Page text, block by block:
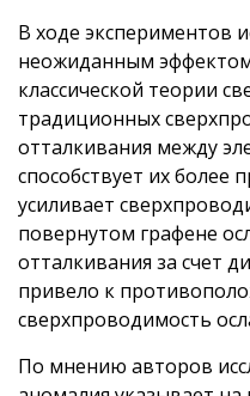
В ходе экспериментов
неожиданным
классической теории
традиционных
отталкивания между
способствует их
усиливает
повернутом графене
отталкивания за счет
привело к
сверхпроводимость
По мнению авторов